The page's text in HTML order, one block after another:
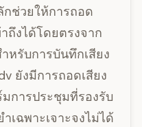
ช่วยให้การถอด
ถึงได้โดยตรงจาก
หรับการบันทึกเสียง
ยังมีการถอดเสียง
การประชุมที่รองรับ
เฉพาะเจาะจงไม่ได้